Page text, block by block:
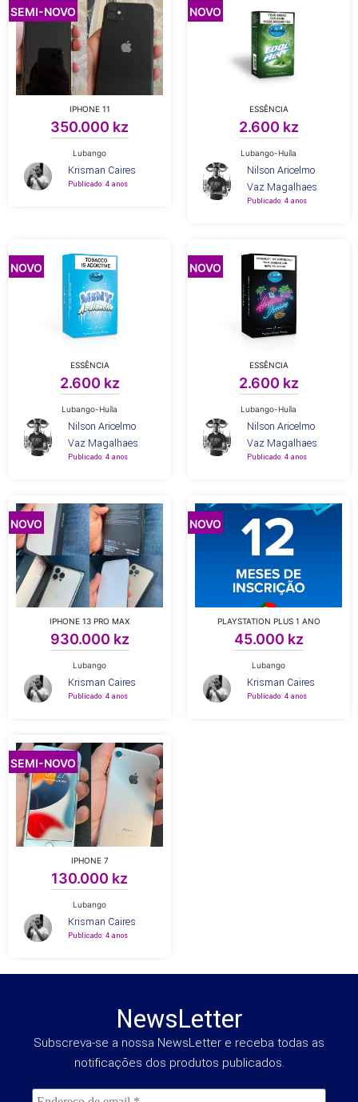
SEMI-NOVO
IPHONE 11
350.000 kz
Lubango
Krisman Caires
Publicado: 4 anos
NOVO
ESSÊNCIA
2.600 kz
Lubango-Huíla
Nilson Aricelmo
Vaz Magalhaes
Publicado: 4 anos
NOVO
ESSÊNCIA
2.600 kz
Lubango-Huíla
Nilson Aricelmo
Vaz Magalhaes
Publicado: 4 anos
NOVO
ESSÊNCIA
2.600 kz
Lubango-Huíla
Nilson Aricelmo
Vaz Magalhaes
Publicado: 4 anos
NOVO
IPHONE 13 PRO MAX
930.000 kz
Lubango
Krisman Caires
Publicado: 4 anos
NOVO
PLAYSTATION PLUS 1 ANO
45.000 kz
Lubango
Krisman Caires
Publicado: 4 anos
SEMI-NOVO
IPHONE 7
130.000 kz
Lubango
Krisman Caires
Publicado: 4 anos
NewsLetter
Subscreva-se a nossa NewsLetter e receba todas as
notificações dos produtos publicados.